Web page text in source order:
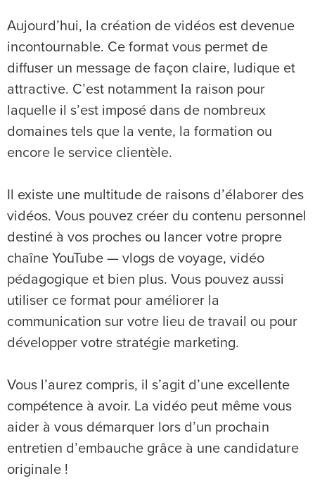
Aujourd’hui, la création de vidéos est devenue
incontournable. Ce format vous permet de
diffuser un message de façon claire, ludique et
attractive. C’est notamment la raison pour
laquelle il s’est imposé dans de nombreux
domaines tels que la vente, la formation ou
encore le service clientèle.
Il existe une multitude de raisons d’élaborer des
vidéos. Vous pouvez créer du contenu personnel
destiné à vos proches ou lancer votre propre
chaîne YouTube — vlogs de voyage, vidéo
pédagogique et bien plus. Vous pouvez aussi
utiliser ce format pour améliorer la
communication sur votre lieu de travail ou pour
développer votre stratégie marketing.
Vous l’aurez compris, il s’agit d’une excellente
compétence à avoir. La vidéo peut même vous
aider à vous démarquer lors d’un prochain
entretien d’embauche grâce à une candidature
originale !